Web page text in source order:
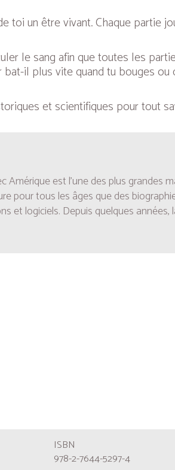
toi un être vivant. Chaque partie
le sang afin que toutes les
il plus vite quand tu bouges ou
et scientifiques pour tout
est l’une des plus grandes
tous les âges que des
et logiciels. Depuis quelques années,
ISBN
978-2-7644-5297-4